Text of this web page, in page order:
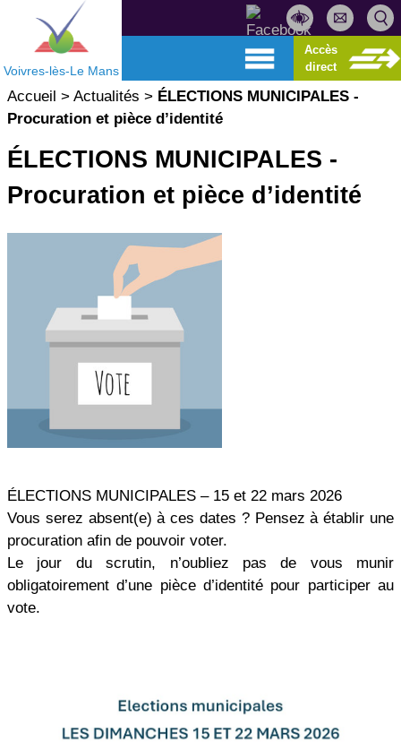
Voivres-lès-Le Mans
Accès
direct
Accueil > Actualités > ÉLECTIONS MUNICIPALES -
Procuration et pièce d’identité
ÉLECTIONS MUNICIPALES -
Procuration et pièce d’identité
ÉLECTIONS MUNICIPALES – 15 et 22 mars 2026
Vous serez absent(e) à ces dates ? Pensez à établir une
procuration afin de pouvoir voter.
Le jour du scrutin, n’oubliez pas de vous munir
obligatoirement d’une pièce d’identité pour participer au
vote.